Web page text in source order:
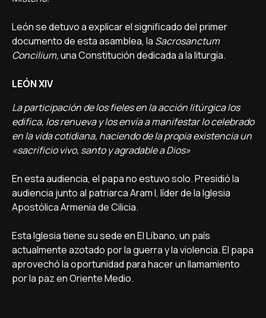
León se detuvo a explicar el significado del primer
documento de esta asamblea, la Sacrosanctum
Concilium,una Constitución dedicada a la liturgia.
LEÓN XIV
La participación de los fieles en la acción litúrgica los
edifica, los renueva y los envía a manifestar lo celebrado
en la vida cotidiana, haciendo de la propia existencia un
«sacrificio vivo, santo y agradable a Dios»
En esta audiencia, el papa no estuvo solo. Presidió la
audiencia junto al patriarca Aram I, líder de la Iglesia
Apostólica Armenia de Cilicia.
Esta Iglesia tiene su sede en El Líbano, un país
actualmente azotado por la guerra y la violencia. El papa
aprovechó la oportunidad para hacer un llamamiento
por la paz en Oriente Medio.